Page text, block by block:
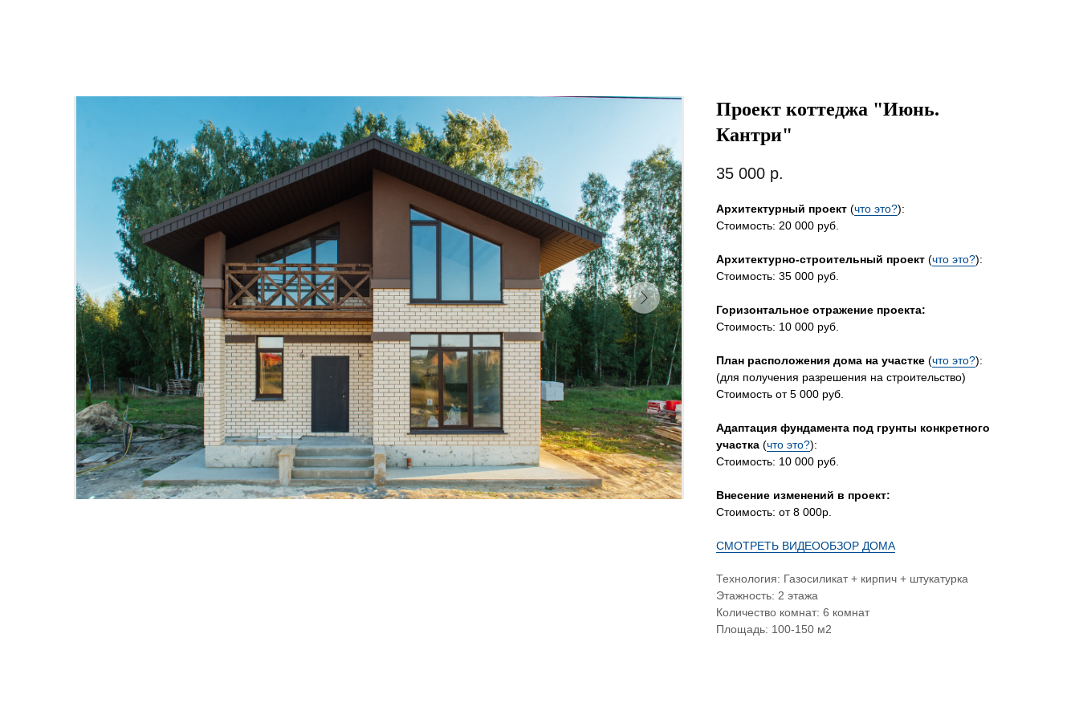
Проект коттеджа "Июнь.
Кантри"
35 000 р.
Архитектурный проект (что это?):
Стоимость: 20 000 руб.
Архитектурно-строительный проект (что это?):
Стоимость: 35 000 руб.
Горизонтальное отражение проекта:
Стоимость: 10 000 руб.
План расположения дома на участке (что это?):
(для получения разрешения на строительство)
Стоимость от 5 000 руб.
Адаптация фундамента под грунты конкретного
участка (что это?):
Стоимость: 10 000 руб.
Внесение изменений в проект:
Стоимость: от 8 000р.
СМОТРЕТЬ ВИДЕООБЗОР ДОМА
Технология: Газосиликат + кирпич + штукатурка
Этажность: 2 этажа
Количество комнат: 6 комнат
Площадь: 100-150 м2